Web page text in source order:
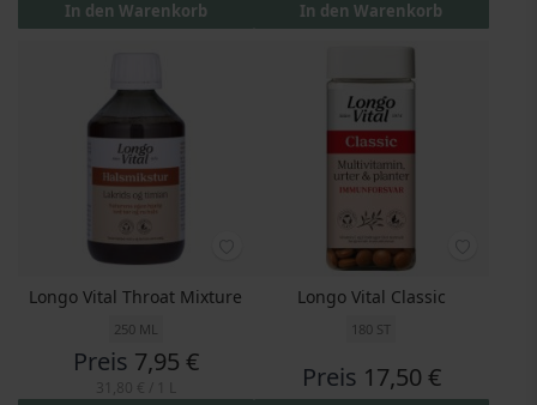
In den Warenkorb In den Warenkorb
Longo Vital Throat Mixture
250 ML
Preis 7,95 €
Longo Vital Classic
180 ST
Preis 17,50 €